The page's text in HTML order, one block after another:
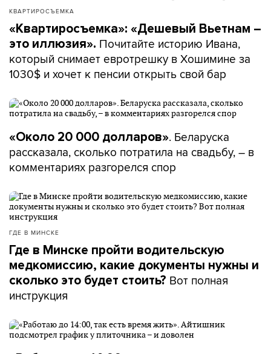
КВАРТИРОСЪЕМКА
«Квартиросъемка»: «Дешевый Вьетнам –
это иллюзия». Почитайте историю Ивана,
который снимает евротрешку в Хошимине за
1030$ и хочет к пенсии открыть свой бар
«Около 20 000 долларов». Беларуска
рассказала, сколько потратила на свадьбу, – в
комментариях разгорелся спор
ГДЕ В МИНСКЕ
Где в Минске пройти водительскую
медкомиссию, какие документы нужны и
сколько это будет стоить? Вот полная
инструкция